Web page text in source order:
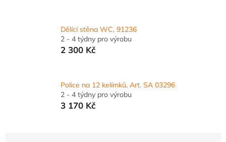
Dělící stěna WC, 91236
2 - 4 týdny pro výrobu
2 300 Kč
Police na 12 kelímků, Art. SA 03296
2 - 4 týdny pro výrobu
3 170 Kč